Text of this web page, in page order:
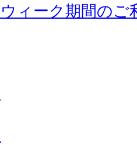
ウィーク期間の